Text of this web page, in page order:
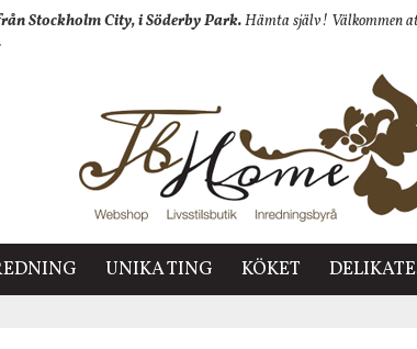
Stockholm City, i Söderby Park.Hämta själv! Välkommen
UNIKA TING KÖKET